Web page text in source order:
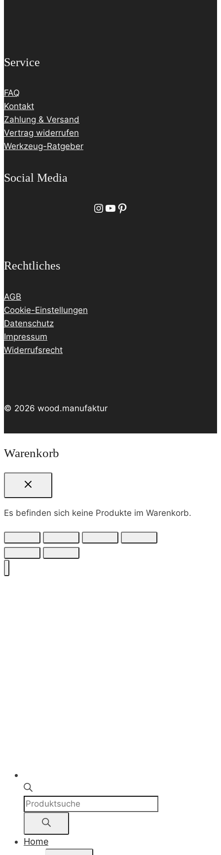
Service
FAQ
Kontakt
Zahlung & Versand
Vertrag widerrufen
Werkzeug-Ratgeber
Social Media
Instagram
YouTube
Pinterest
Rechtliches
AGB
Cookie-Einstellungen
Datenschutz
Impressum
Widerrufsrecht
© 2026 wood.manufaktur
Warenkorb
Es befinden sich keine Produkte im Warenkorb.
Products
search
Home